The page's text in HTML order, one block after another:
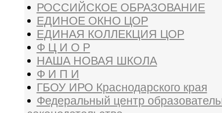
РОССИЙСКОЕ ОБРАЗОВАНИЕ
ЕДИНОЕ ОКНО ЦОР
ЕДИНАЯ КОЛЛЕКЦИЯ ЦОР
Ф Ц И О Р
НАША НОВАЯ ШКОЛА
Ф И П И
ГБОУ ИРО Краснодарского края
Федеральный центр